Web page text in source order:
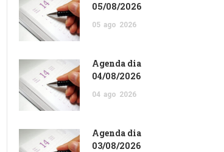
05/08/2026
05 ago 2026
Agenda dia
04/08/2026
04 ago 2026
Agenda dia
03/08/2026